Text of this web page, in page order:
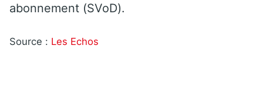
abonnement (SVoD).
Source : Les Echos